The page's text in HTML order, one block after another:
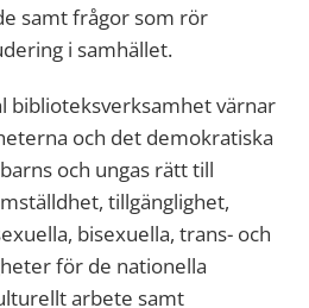
samt frågor som rör
i samhället.
biblioteksverksamhet värnar
och det demokratiska
och ungas rätt till
tillgänglighet,
bisexuella, trans- och
för de nationella
arbete samt